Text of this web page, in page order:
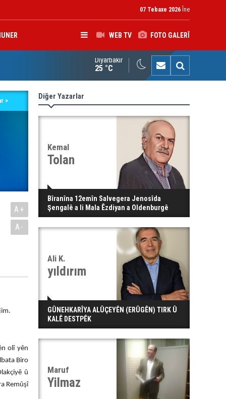
07 Tebaxe 2026 Îne
WEB TV FOTO GALERÎ
Gotinên Parêzgarê Kerkûkê yên li ser Madeya 140î hewldana
Diyarbakır
25 °C
>
A+
A-
olî yên
Biro
û
Remûşî
Diğer Yazarlar
Kemal
Tolan
Bîranîna 12emîn Salvegera Jenosîda
Şengalê a li Mala Êzdiyan a Oldenburgê
Ali K.
yıldırım
GÛNEHKARÎYA ALÛÇEYÊN (ERÛGÊN) TIRK Û
KALÊ DESTPÊK
Maruf
Yilmaz